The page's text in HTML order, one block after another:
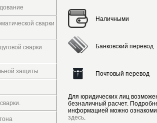
сварки
сварки
защиты
Наличными
Банковский перевод
Почтовый перевод
Для юридических лиц
безналичный расчет.
информацией можно
здесь.